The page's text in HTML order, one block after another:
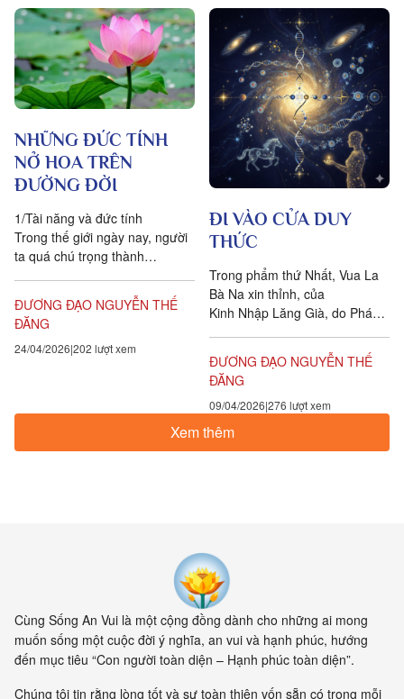
bỏ những thành...
NHỮNG ĐỨC TÍNH
NỞ HOA TRÊN
ĐƯỜNG ĐỜI
1/Tài năng và đức tính
Trong thế giới ngày nay, người
ta quá chú trọng thành
móng cho sự thành công ấy.
Sự thành công có lâu dài hay
không là do cơ sở đạo đức của
một người....
ĐƯƠNG ĐẠO NGUYỄN THẾ
ĐĂNG
24/04/2026 202 lượt xem
ĐI VÀO CỬA DUY
THỨC
Trong phẩm thứ Nhất, Vua La
Bà Na xin thỉnh, của
Kinh Nhập Lăng Già, do Pháp
Hán, Đại chánh tân tu Đại Tạng
Kinh, quyển 16 số 672 bản in
2009,...
ĐƯƠNG ĐẠO NGUYỄN THẾ
ĐĂNG
09/04/2026 276 lượt xem
Xem thêm
Cùng Sống An Vui là một cộng đồng dành cho những ai mong
muốn sống một cuộc đời ý nghĩa, an vui và hạnh phúc, hướng
đến mục tiêu “Con người toàn diện – Hạnh phúc toàn diện”.
Chúng tôi tin rằng lòng tốt và sự toàn thiện vốn sẵn có trong mỗi